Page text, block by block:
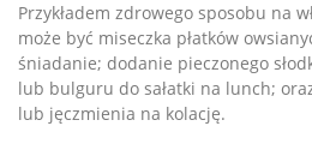
Przykładem zdrowego sposobu na
może być miseczka płatków
śniadanie; dodanie pieczonego
lub bulguru do sałatki na lunch;
lub jęczmienia na kolację.